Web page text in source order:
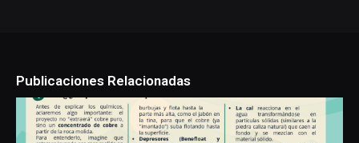
Publicaciones Relacionadas